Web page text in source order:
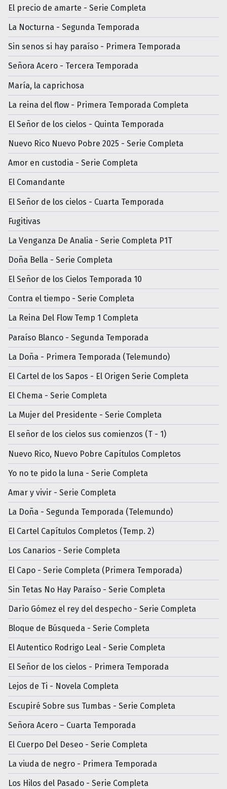
El precio de amarte - Serie Completa
La Nocturna - Segunda Temporada
Sin senos si hay paraíso - Primera Temporada
Señora Acero - Tercera Temporada
María, la caprichosa
La reina del flow - Primera Temporada Completa
El Señor de los cielos - Quinta Temporada
Nuevo Rico Nuevo Pobre 2025 - Serie Completa
Amor en custodia - Serie Completa
El Comandante
El Señor de los cielos - Cuarta Temporada
Fugitivas
La Venganza De Analia - Serie Completa P1T
Doña Bella - Serie Completa
El Señor de los Cielos Temporada 10
Contra el tiempo - Serie Completa
La Reina Del Flow Temp 1 Completa
Paraíso Blanco - Segunda Temporada
La Doña - Primera Temporada (Telemundo)
El Cartel de los Sapos - El Origen Serie Completa
El Chema - Serie Completa
La Mujer del Presidente - Serie Completa
El señor de los cielos sus comienzos (T - 1)
Nuevo Rico, Nuevo Pobre Capítulos Completos
Yo no te pido la luna - Serie Completa
Amar y vivir - Serie Completa
La Doña - Segunda Temporada (Telemundo)
El Cartel Capítulos Completos (Temp. 2)
Los Canarios - Serie Completa
El Capo - Serie Completa (Primera Temporada)
Sin Tetas No Hay Paraíso - Serie Completa
Darìo Gómez el rey del despecho - Serie Completa
Bloque de Búsqueda - Serie Completa
El Autentico Rodrigo Leal - Serie Completa
El Señor de los cielos - Primera Temporada
Lejos de Ti - Novela Completa
Escupiré Sobre sus Tumbas - Serie Completa
Señora Acero – Cuarta Temporada
El Cuerpo Del Deseo - Serie Completa
La viuda de negro - Primera Temporada
Los Hilos del Pasado - Serie Completa